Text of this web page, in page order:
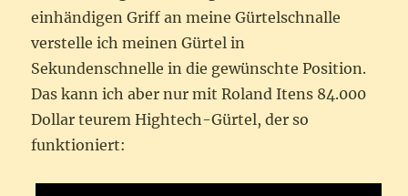
einhändigen Griff an meine Gürtelschnalle
verstelle ich meinen Gürtel in
Sekundenschnelle in die gewünschte Position.
Das kann ich aber nur mit Roland Itens 84.000
Dollar teurem Hightech-Gürtel, der so
funktioniert: